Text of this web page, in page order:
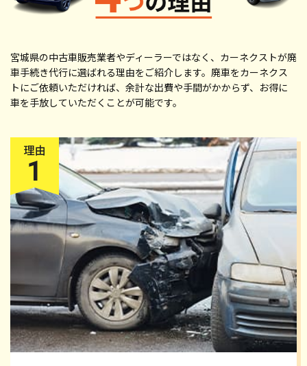
宮城県の中古車販売業者やディーラーではなく、カーネクストが廃
車手続き代行に選ばれる理由をご紹介します。廃車をカーネクス
トにご依頼いただければ、余計な出費や手間がかからず、お得に
車を手放していただくことが可能です。